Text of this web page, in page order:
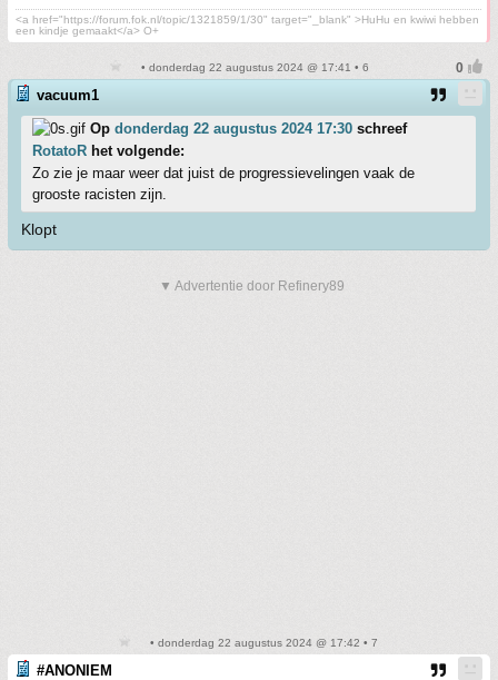
<a href="https://forum.fok.nl/topic/1321859/1/30" target="_blank" >HuHu en kwiwi hebben
een kindje gemaakt</a> O+
• donderdag 22 augustus 2024 @ 17:41 • 6
vacuum1
Op donderdag 22 augustus 2024 17:30 schreef
RotatoR het volgende:
Zo zie je maar weer dat juist de progressievelingen vaak de
grooste racisten zijn.
Klopt
▼ Advertentie door Refinery89
• donderdag 22 augustus 2024 @ 17:42 • 7
#ANONIEM